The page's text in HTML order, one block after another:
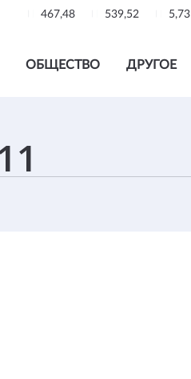
467,48 539,52 5,73
ОБЩЕСТВО ДРУГОЕ